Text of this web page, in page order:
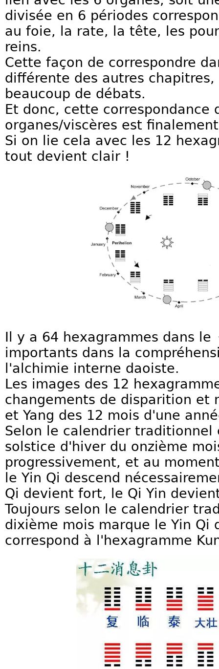
divisée en 6 périodes
au foie, la rate, la tête, les
reins.
Cette façon de correspondre
différente des autres
beaucoup de débats.
Et donc, cette correspondance
organes/viscères est
Si on lie cela avec les 12
tout devient clair !
Il y a 64 hexagrammes dans le
importants dans la
l'alchimie interne daoiste.
Les images des 12
changements de disparition et
et Yang des 12 mois d'une
Selon le calendrier traditionnel
solstice d'hiver du onzième
progressivement, et au
le Yin Qi descend
Qi devient fort, le Qi Yin
Toujours selon le calendrier
dixième mois marque le Yin Qi
correspond à l'hexagramme